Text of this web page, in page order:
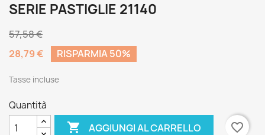
SERIE PASTIGLIE 21140
57,58 €
28,79 €
RISPARMIA 50%
Tasse incluse
Quantità
 AGGIUNGI AL CARRELLO
favorite_border